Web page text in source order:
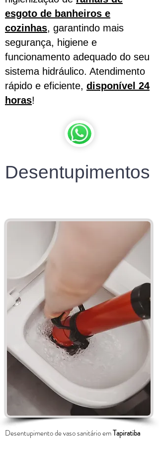
esgoto de banheiros e
cozinhas, garantindo mais
segurança, higiene e
funcionamento adequado do seu
sistema hidráulico. Atendimento
rápido e eficiente, disponível 24
horas!
Desentupimentos
Desentupimento de vaso sanitário emTapiratiba